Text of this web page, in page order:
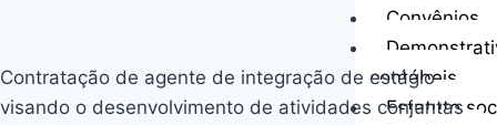
Convênios
contábeis
Estatuto
Contratação de agente de integração de estágio
visando o desenvolvimento de atividades conjuntas